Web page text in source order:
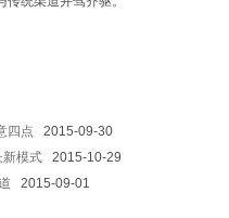
四点 2015-09-30
新模式 2015-10-29
2015-09-01